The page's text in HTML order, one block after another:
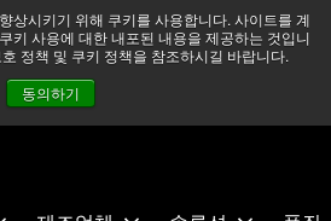
상시키기 위해 쿠키를 사용합니다. 사이트를 계
키 사용에 대한 내포된 내용을 제공하는 것입니
정책 및 쿠키 정책을 참조하시길 바랍니다.
동의하기
로 주시하고 있으며, 모든 서비스는
고 있습니다. 더 읽어보기 →
뉴스
문의하기